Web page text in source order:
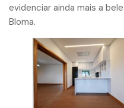
evidenciar ainda mais a
Bloma.